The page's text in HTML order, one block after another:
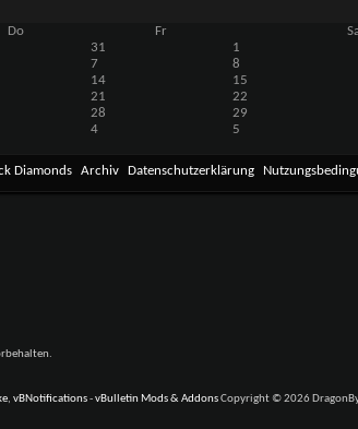
Do Fr
31
1
7
8
14
15
21
22
28
29
4 5
Diamonds Archiv Datenschutzerklärung
, vBNotifications-vBulletin Mods & AddonsCopyright © 2026